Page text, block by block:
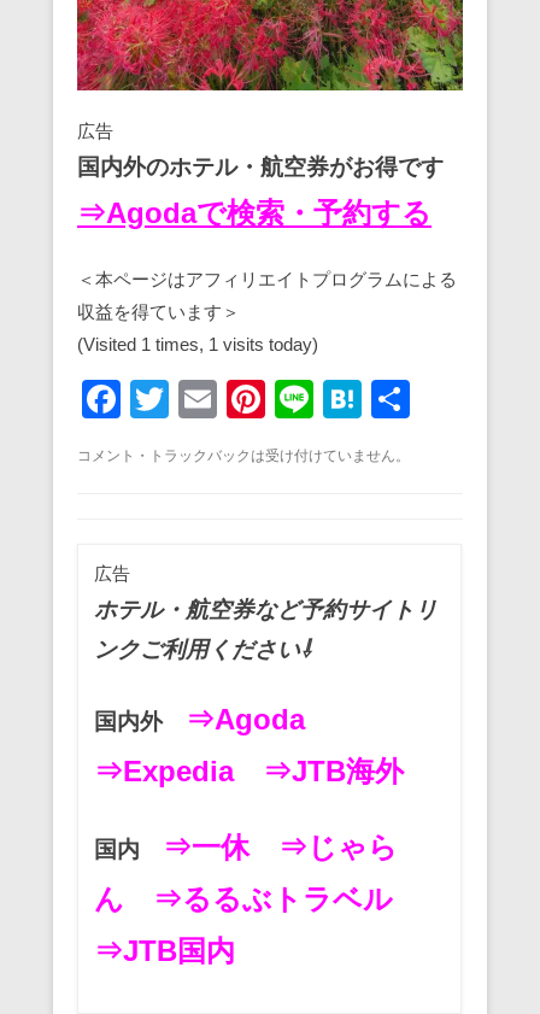
広告
国内外のホテル・航空券がお得です
⇒Agodaで検索・予約する
＜本ページはアフィリエイトプログラムによる
収益を得ています＞
(Visited 1 times, 1 visits today)
F
c
b
o
o
k
T
tt
E
ail
Pi
nt
er
Li
e
H
e
コメント・トラックバックは受け付けていません。
広告
ホテル・航空券など予約サイトリ
ンクご利用ください⇩
国内外
⇒Agoda
⇒Expedia
⇒JTB海外
国内 ⇒一休
⇒じゃら
ん
⇒るるぶトラベル
⇒JTB国内